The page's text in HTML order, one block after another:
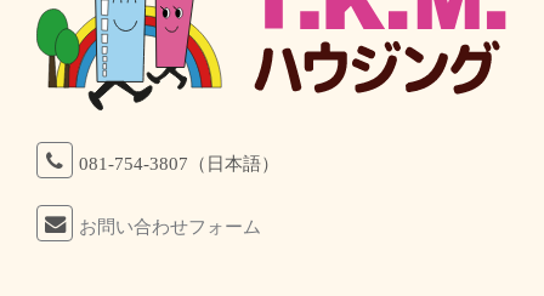
081-754-3807（日本語）
お問い合わせフォーム